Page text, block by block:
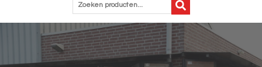
Zoeken producten...